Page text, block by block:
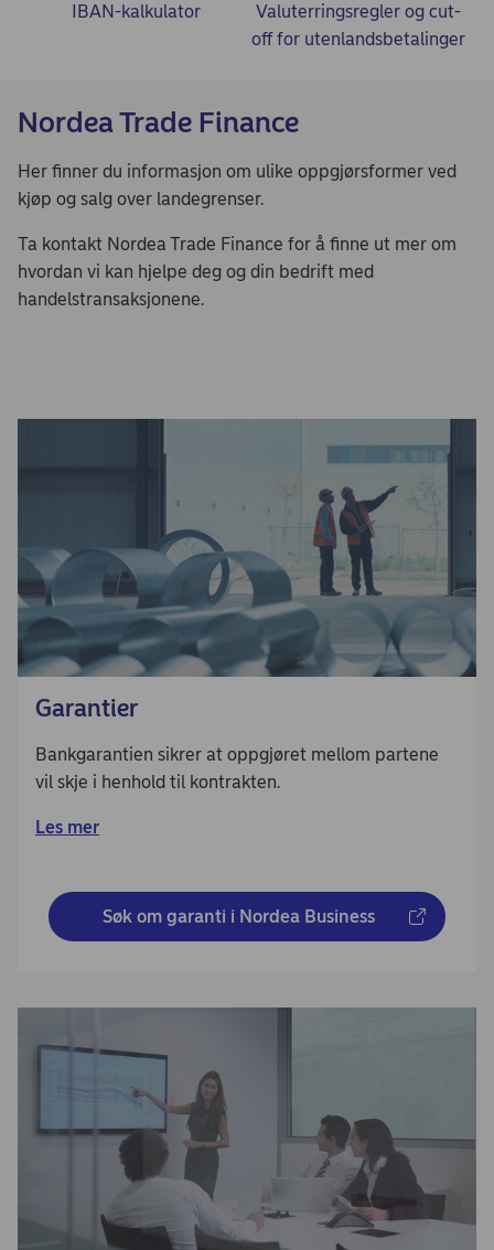
IBAN-kalkulator
Valuterringsregler og cut-
off for utenlandsbetalinger
Nordea Trade Finance
Her finner du informasjon om ulike oppgjørsformer ved
kjøp og salg over landegrenser.
Ta kontakt Nordea Trade Finance for å finne ut mer om
hvordan vi kan hjelpe deg og din bedrift med
handelstransaksjonene.
Garantier
Bankgarantien sikrer at oppgjøret mellom partene
vil skje i henhold til kontrakten.
Les mer
Søk om garanti i Nordea Business